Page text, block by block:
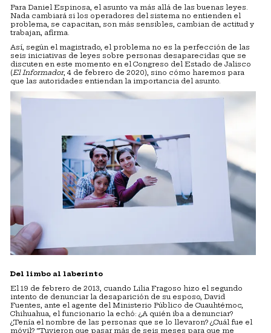
Para Daniel Espinosa, el asunto va más allá de las buenas leyes.
Nada cambiará si los operadores del sistema no entienden el
problema, se capacitan, son más sensibles, cambian de actitud y
trabajan, afirma.
Así, según el magistrado, el problema no es la perfección de las
seis iniciativas de leyes sobre personas desaparecidas que se
discuten en este momento en el Congreso del Estado de Jalisco
(El Informador, 4 de febrero de 2020), sino cómo haremos para
que las autoridades entiendan la importancia del asunto.
Del limbo al laberinto
El 19 de febrero de 2013, cuando Lilia Fragoso hizo el segundo
intento de denunciar la desaparición de su esposo, David
Fuentes, ante el agente del Ministerio Público de Cuauhtémoc,
Chihuahua, el funcionario la echó: ¿A quién iba a denunciar?
¿Tenía el nombre de las personas que se lo llevaron? ¿Cuál fue el
móvil? “Tuvieron que pasar más de seis meses para que me